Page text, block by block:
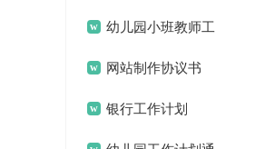
幼儿园小班教师工
作计划网站制作协议书
银行工作计划